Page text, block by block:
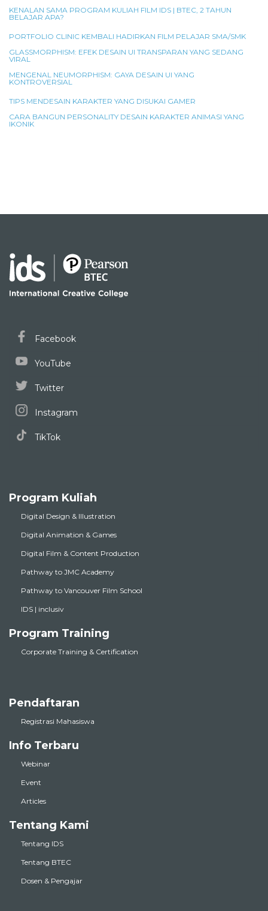
KENALAN SAMA PROGRAM KULIAH FILM IDS | BTEC, 2 TAHUN
BELAJAR APA?
PORTFOLIO CLINIC KEMBALI HADIRKAN FILM PELAJAR SMA/SMK
GLASSMORPHISM: EFEK DESAIN UI TRANSPARAN YANG SEDANG
VIRAL
MENGENAL NEUMORPHISM: GAYA DESAIN UI YANG
KONTROVERSIAL
TIPS MENDESAIN KARAKTER YANG DISUKAI GAMER
CARA BANGUN PERSONALITY DESAIN KARAKTER ANIMASI YANG
IKONIK
Facebook
YouTube
Twitter
Instagram
TikTok
Program Kuliah
Digital Design & Illustration
Digital Animation & Games
Digital Film & Content Production
Pathway to JMC Academy
Pathway to Vancouver Film School
IDS | inclusiv
Program Training
Corporate Training & Certification
Pendaftaran
Registrasi Mahasiswa
Info Terbaru
Webinar
Event
Articles
Tentang Kami
Tentang IDS
Tentang BTEC
Dosen & Pengajar